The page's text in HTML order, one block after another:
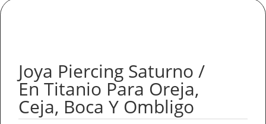
Joya Piercing Saturno /
En Titanio Para Oreja,
Ceja, Boca Y Ombligo